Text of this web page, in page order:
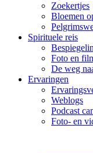
Zoekertjes
Bloemen
Spirituele reis
Foto en
De weg
Ervaringen
Weblogs
Podcast
Foto- en